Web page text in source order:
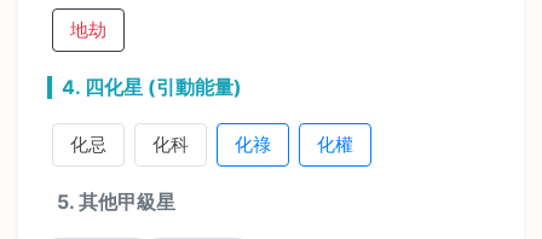
地劫
4. 四化星 (引動能量)
化忌 化科 化祿 化權
5. 其他甲級星